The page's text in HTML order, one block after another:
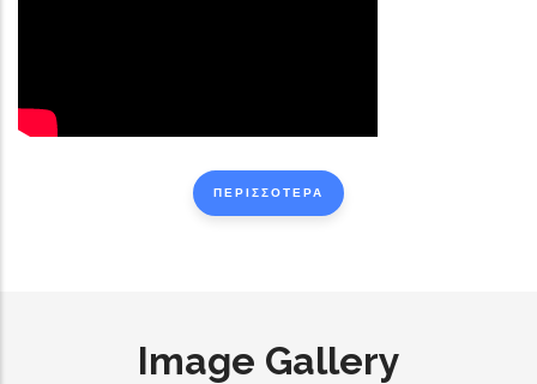
ΠΕΡΙΣΣΟΤΕΡΑ
Image Gallery